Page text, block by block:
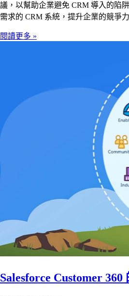
議，以幫助企業避免 CRM 導入的陷
需求的 CRM 系統，提升企業的競爭力
閱讀更多 »
Salesforce Customer 360